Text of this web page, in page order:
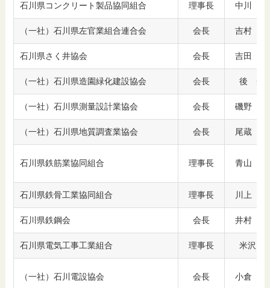
石川県コンクリート製品協同組合 理事長 中川 敬
（一社）石川県左官業組合連合会 会長 吉村 収
石川県さく井協会 会長 吉田 良
（一社）石川県造園緑化建設協会 会長 後 秀
（一社）石川県測量設計業協会 会長 磯野 秀
（一社）石川県地質調査業協会 会長 尾蔵 丈
石川県鉄筋業協同組合 理事長 青山 毅
石川県鉄骨工業協同組合 理事長 川上 裕
石川県鉄鋼会 会長 井村 能
石川県電気工事工業組合 理事長 米沢
（一社）石川電設協会 会長 小倉 一